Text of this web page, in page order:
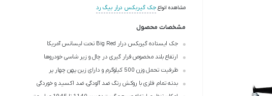
مشاهده انواع جک گیربکس درار بیگ رد
مشخصات محصول
جک ایستاده گیربکس درار Big Red تحت لیسانس آمریکا
ارتفاع بلند مخصوص قرار گیری در چال و زیر شاسی خودروها
ظرفیت تحمل وزن 500 کیلوگرم و دارای زین پهن چهار پر
بدنه تمام فلزی با روکش رنگ ضد آلودگی، ضد اکسید و خوردگی